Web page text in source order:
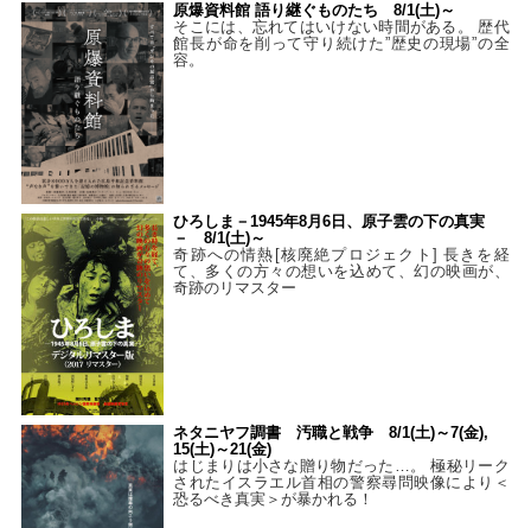
原爆資料館 語り継ぐものたち 8/1(土)～
そこには、忘れてはいけない時間がある。 歴代
館長が命を削って守り続けた”歴史の現場”の全
容。
ひろしま－1945年8月6日、原子雲の下の真実
－ 8/1(土)～
奇跡への情熱[核廃絶プロジェクト] 長きを経
て、多くの方々の想いを込めて、幻の映画が、
奇跡のリマスター
ネタニヤフ調書 汚職と戦争 8/1(土)～7(金),
15(土)～21(金)
はじまりは小さな贈り物だった…。 極秘リーク
されたイスラエル首相の警察尋問映像により＜
恐るべき真実＞が暴かれる！